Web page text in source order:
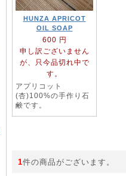
HUNZA APRICOT
OIL SOAP
600 円
申し訳ございません
が、只今品切れ中で
す。
アプリコット
(杏)100%の手作り石
鹸です。
1件の商品がございます。